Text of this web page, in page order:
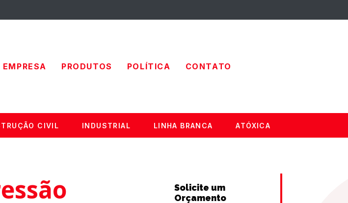
EMPRESA PRODUTOS POLÍTICA CONTATO
CIVIL INDUSTRIAL LINHA BRANCA ATÓXICA
Solicite um
Orçamento